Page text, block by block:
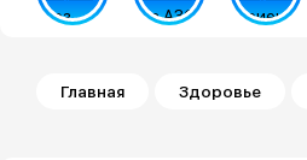
Строка навигации
Главная Здоровье